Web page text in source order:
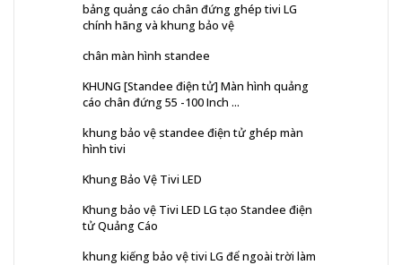
bảng quảng cáo chân đứng ghép tivi LG
chính hãng và khung bảo vệ
chân màn hình standee
KHUNG [Standee điện tử] Màn hình quảng
cáo chân đứng 55 -100 Inch ...
khung bảo vệ standee điện tử ghép màn
hình tivi
Khung Bảo Vệ Tivi LED
Khung bảo vệ Tivi LED LG tạo Standee điện
tử Quảng Cáo
khung kiếng bảo vệ tivi LG để ngoài trời làm